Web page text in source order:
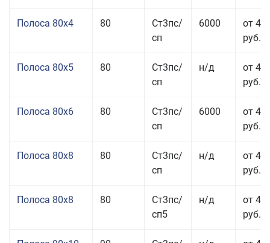
Полоса 80x4 80
Ст3пс/
сп
6000
от 42
руб.
Полоса 80x5 80
Ст3пс/
сп
н/д
от 43
руб.
Полоса 80x6 80
Ст3пс/
сп
6000
от 42
руб.
Полоса 80x8 80
Ст3пс/
сп
н/д
от 41
руб.
Полоса 80x8 80
Ст3пс/
сп5
н/д
от 41
руб.